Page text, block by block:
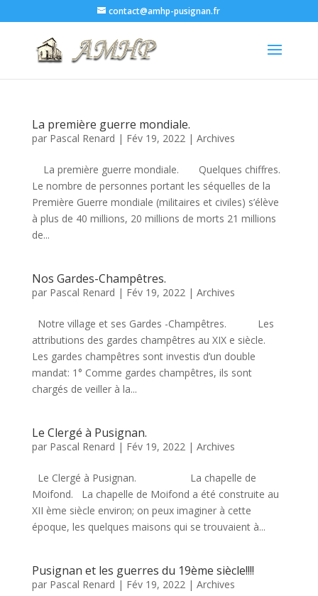
contact@amhp-pusignan.fr
La première guerre mondiale.
par Pascal Renard | Fév 19, 2022| Archives
La première guerre mondiale. Quelques chiffres.
Le nombre de personnes portant les séquelles de la
Première Guerre mondiale (militaires et civiles) s’élève
à plus de 40 millions, 20 millions de morts 21 millions
de...
Nos Gardes-Champêtres.
par Pascal Renard | Fév 19, 2022| Archives
Notre village et ses Gardes -Champêtres. Les
attributions des gardes champêtres au XIX e siècle.
Les gardes champêtres sont investis d’un double
mandat: 1° Comme gardes champêtres, ils sont
chargés de veiller à la...
Le Clergé à Pusignan.
par Pascal Renard | Fév 19, 2022| Archives
Le Clergé à Pusignan. La chapelle de
Moifond. La chapelle de Moifond a été construite au
XII ème siècle environ; on peux imaginer à cette
époque, les quelques maisons qui se trouvaient à...
Pusignan et les guerres du 19ème siècle!!!!
par Pascal Renard | Fév 19, 2022| Archives